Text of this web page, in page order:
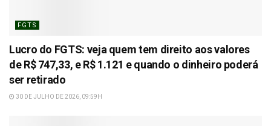
FGTS
Lucro do FGTS: veja quem tem direito aos valores
de R$ 747,33, e R$ 1.121 e quando o dinheiro poderá
ser retirado
30 DE JULHO DE 2026, 09:59H